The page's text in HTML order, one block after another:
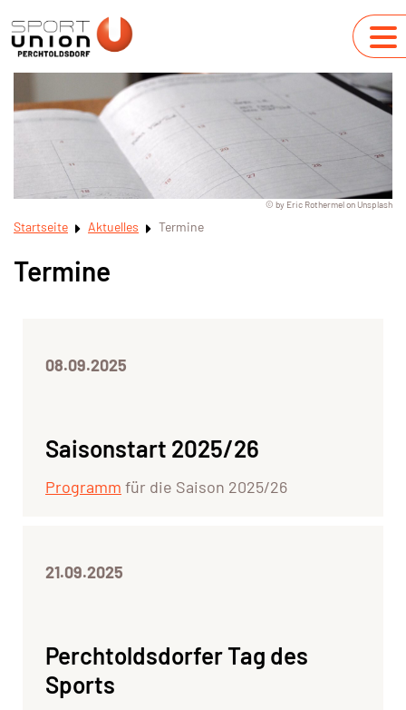
© by Eric Rothermel on Unsplash
Startseite Aktuelles Termine
Termine
08.09.2025
Saisonstart 2025/26
Programm für die Saison 2025/26
21.09.2025
Perchtoldsdorfer Tag des
Sports